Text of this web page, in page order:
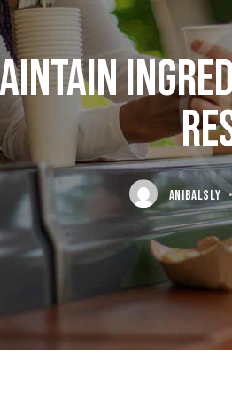
ANIBALSLY